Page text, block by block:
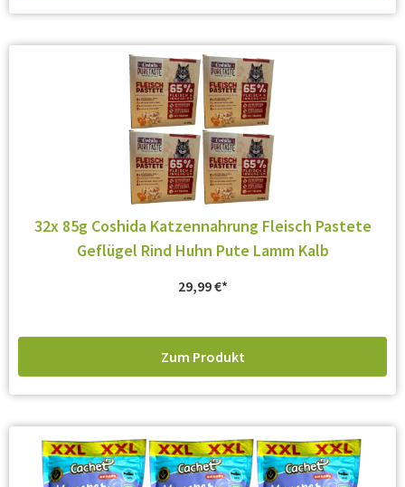
32x 85g Coshida Katzennahrung Fleisch Pastete
Geflügel Rind Huhn Pute Lamm Kalb
29,99€
Zum Produkt